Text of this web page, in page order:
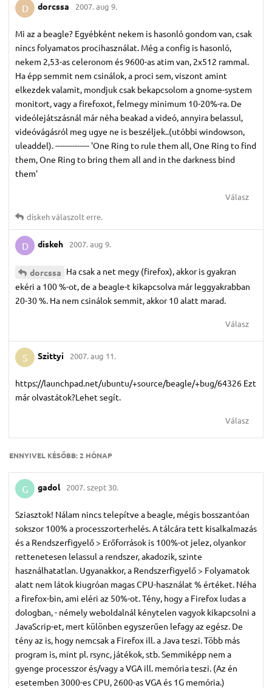
D dorcssa 2007. aug 9.
Mi az a beagle? Egyébként nekem is hasonló gondom van, csak
nincs folyamatos procihasználat. Még a config is hasonló,
nekem 2,53-as celeronom és 9600-as atim van, 2x512 rammal.
Ha épp semmit nem csinálok, a proci sem, viszont amint
elkezdek valamit, mondjuk csak bekapcsolom a gnome-system
monitort, vagy a firefoxot, felmegy minimum 10-20%-ra. De
videólejátszásnál már néha beakad a videó, annyira belassul,
videóvágásról meg ugye ne is beszéljek..(utóbbi windowson,
uleaddel). -------------- 'One Ring to rule them all, One Ring to find
them, One Ring to bring them all and in the darkness bind
them'
Válasz
diskehválaszolt erre.
D diskeh 2007. aug 9.
dorcssa Ha csak a net megy (firefox), akkor is gyakran
ekéri a 100 %-ot, de a beagle-t kikapcsolva már leggyakrabban
20-30 %. Ha nem csinálok semmit, akkor 10 alatt marad.
Válasz
S Szittyi 2007. aug 11.
https://launchpad.net/ubuntu/+source/beagle/+bug/64326 Ezt
már olvastátok?Lehet segít.
Válasz
ENNYIVEL KÉSŐBB:2 HÓNAP
G gadol 2007. szept 30.
Sziasztok! Nálam nincs telepítve a beagle, mégis bosszantóan
sokszor 100% a processzorterhelés. A tálcára tett kisalkalmazás
és a Rendszerfigyelő > Erőforrások is 100%-ot jelez, olyankor
rettenetesen lelassul a rendszer, akadozik, szinte
használhatatlan. Ugyanakkor, a Rendszerfigyelő > Folyamatok
alatt nem látok kiugróan magas CPU-használat % értéket. Néha
a firefox-bin, ami eléri az 50%-ot. Tény, hogy a Firefox ludas a
dologban, - némely weboldalnál kénytelen vagyok kikapcsolni a
JavaScrip-et, mert különben egyszerűen lefagy az egész. De
tény az is, hogy nemcsak a Firefox ill. a Java teszi. Több más
program is, mint pl. rsync, játékok, stb. Semmiképp nem a
gyenge processzor és/vagy a VGA ill. memória teszi. (Az én
esetemben 3000-es CPU, 2600-as VGA és 1G memória.)